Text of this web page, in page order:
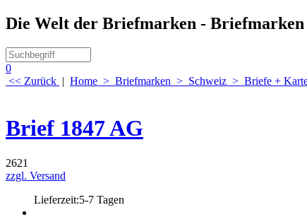
Die Welt der Briefmarken - Briefmarken
0
<< Zurück | Home > Briefmarken > Schweiz > Briefe +
Brief 1847 AG
2621
zzgl. Versand
Lieferzeit:5-7 Tagen